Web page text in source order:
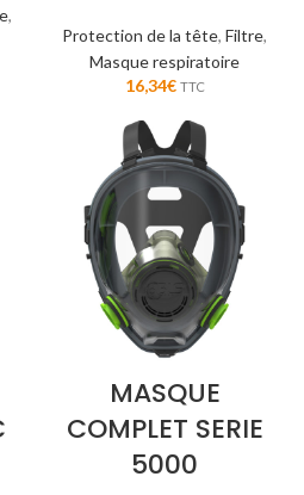
,
Protection de la tête, Filtre,
Masque respiratoire
16,34€ TTC
MASQUE
COMPLET SERIE
5000